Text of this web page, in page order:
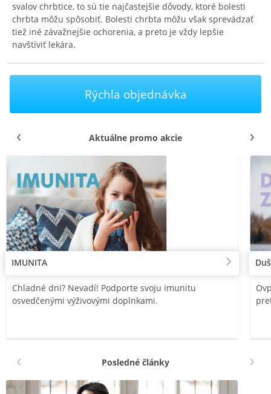
svalov chrbtice, to sú tie najčastejšie dôvody, ktoré bolesti
chrbta môžu spôsobiť. Bolesti chrbta môžu však sprevádzať
tiež iné závažnejšie ochorenia, a preto je vždy lepšie
navštíviť lekára.
Rýchla objednávka
Aktuálne promo akcie
IMUNITA
Chladné dni? Nevadí! Podporte svoju imunitu
osvedčenými výživovými doplnkami.
Posledné články